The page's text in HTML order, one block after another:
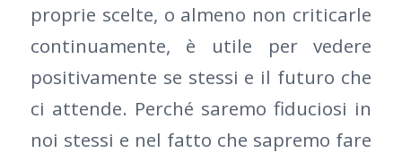
proprie scelte, o almeno non criticarle
continuamente, è utile per vedere
positivamente se stessi e il futuro che
ci attende. Perché saremo fiduciosi in
noi stessi e nel fatto che sapremo fare